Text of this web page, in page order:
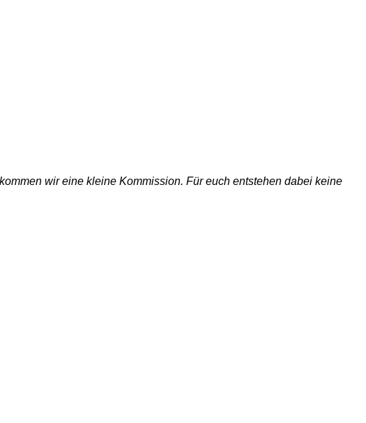
wir eine kleine Kommission. Für euch entstehen dabei keine